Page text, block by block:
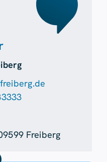
Freiberg